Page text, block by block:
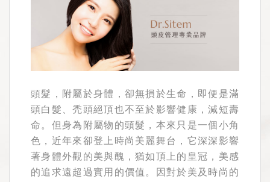
頭髮，附屬於身體，卻無損於生命，即便是滿
頭白髮、禿頭絕頂也不至於影響健康，減短壽
命。但身為附屬物的頭髮，本來只是一個小角
色，近年來卻登上時尚美麗舞台，它深深影響
著身體外觀的美與醜，猶如頂上的皇冠，美感
的追求遠超過實用的價值。因對於美及時尚的